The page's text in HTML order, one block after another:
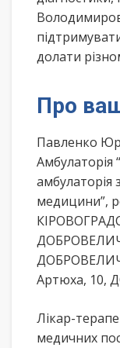
долати
Про
Павленко
Амбулаторія
амбулаторія
медицини”,
Артюха, 10,
Лікар-
медичних